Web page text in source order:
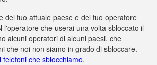
del tuo attuale paese e del tuo operatore
l'operatore che userai una volta sbloccato il
alcuni operatori di alcuni paesi, che
che noi non siamo in grado di sbloccare.
telefoni che sblocchiamo.